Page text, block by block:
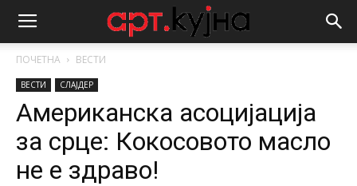
ПОЧЕТНА ВЕСТИ
ВЕСТИ СЛАЈДЕР
Американска асоцијација
за срце: Кокосовото масло
не е здраво!